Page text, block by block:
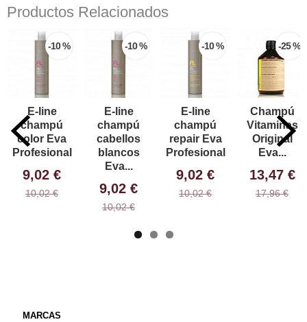
MARCAS
Productos Relacionados
-10 %
E-line
champú
color Eva
Profesional
9,02 €
10,02 €
-10 %
E-line
champú
cabellos
blancos
Eva...
9,02 €
10,02 €
-10 %
E-line
champú
repair Eva
Profesional
9,02 €
10,02 €
-25 %
Champú
Vitaminas
Original
Eva...
13,47 €
17,96 €